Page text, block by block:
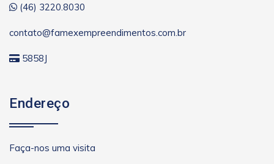
(46) 3220.8030
contato@famexempreendimentos.com.br
5858J
Endereço
Faça-nos uma visita